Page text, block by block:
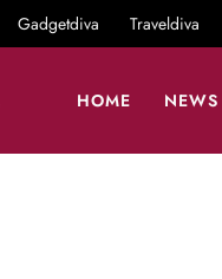
Gadgetdiva Traveldiva
HOME NEWS